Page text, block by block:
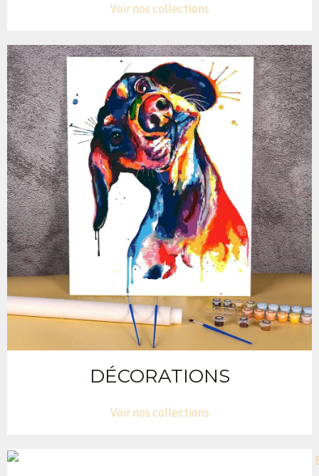
Voir nos collections
DÉCORATIONS
Voir nos collections